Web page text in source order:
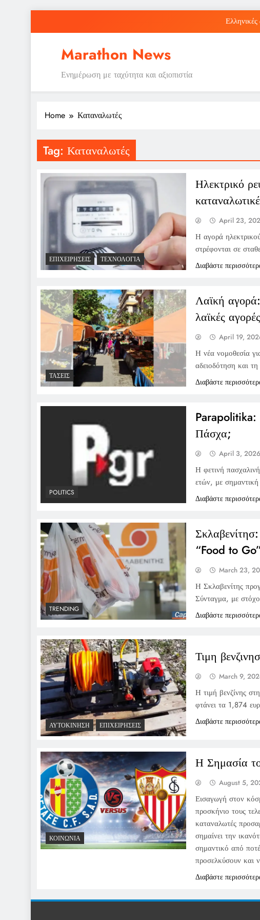
Marathon News
Ενημέρωση με ταχύτητα και αξιοπιστία
Home Καταναλωτές
Tag: Καταναλωτές
ΕΠΙΧΕΙΡΉΣΕΙΣ ΤΕΧΝΟΛΟΓΊΑ
Ηλεκτρικό
April 23,
Η αγορά
στρέφονται σε
Διαβάστε
ΤΆΣΕΙΣ
Λαϊκή
λαϊκές
April 19,
Η νέα νομοθεσία
αδειοδότηση και τη
Διαβάστε
POLITICS
Parapolitika:
Πάσχα;
April 3, 2026
Η φετινή
ετών, με
Διαβάστε
TRENDING
“Food to
March 23,
Η Σκλαβενίτης
Σύνταγμα, με
Διαβάστε
ΑΥΤΟΚΊΝΗΣΗ ΕΠΙΧΕΙΡΉΣΕΙΣ
Τιμη βενζινησ
March 9,
Η τιμή βενζίνης
φτάνει τα 1,874
Διαβάστε
ΚΟΙΝΩΝΊΑ
Η Σημασία
August 5,
Εισαγωγή στον
προσκήνιο τους
καταναλωτές
σημαίνει την
σημαντικό από
προσελκύσουν και
Διαβάστε